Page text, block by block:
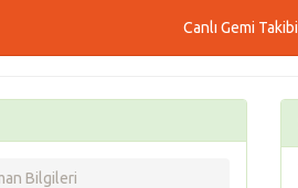
Canlı Gemi Takibi
Bilgileri